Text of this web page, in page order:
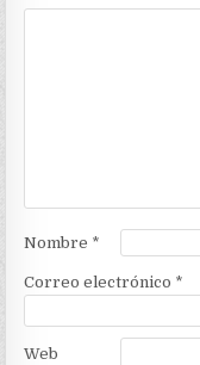
Nombre *
Correo electrónico *
Web